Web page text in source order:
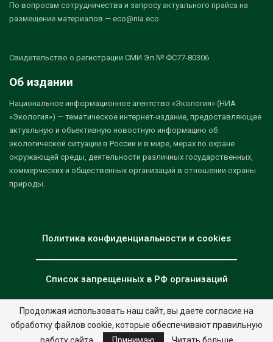
По вопросам сотрудничества и запросу актуального прайса на
размещение материалов — eco@nia.eco
Свидетельство о регистрации СМИ Эл № ФС77-80306
Об издании
Национальное информационное агентство «Экология» (НИА
«Экология») — тематическое интернет-издание, предоставляющее
актуальную и объективную новостную информацию об
экологической ситуации в России и в мире, мерах по охране
окружающей среды, деятельности различных государственных,
коммерческих и общественных организаций в отношении охраны
природы.
Политика конфиденциальности и cookies
Список запрещенных в РФ организаций
© 2026 - НИА "Экология". Все права защищены. Дизайн:nia.eco
Продолжая использовать наш сайт, вы даете согласие на
обработку файлов cookie, которые обеспечивают правильную